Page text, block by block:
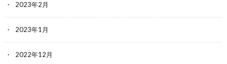
2023年2月
2023年1月
2022年12月